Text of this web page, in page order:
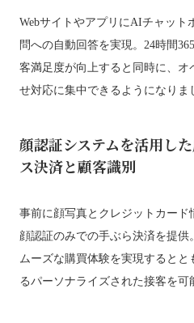
WebサイトやアプリにAIチャット
問への自動回答を実現。24時間
客満足度が向上すると同時に、
せ対応に集中できるようになりま
顔認証システムを活用し
ス決済と顧客識別
事前に顔写真とクレジットカード
顔認証のみでの手ぶら決済を提
ムーズな購買体験を実現すると
るパーソナライズされた接客を可